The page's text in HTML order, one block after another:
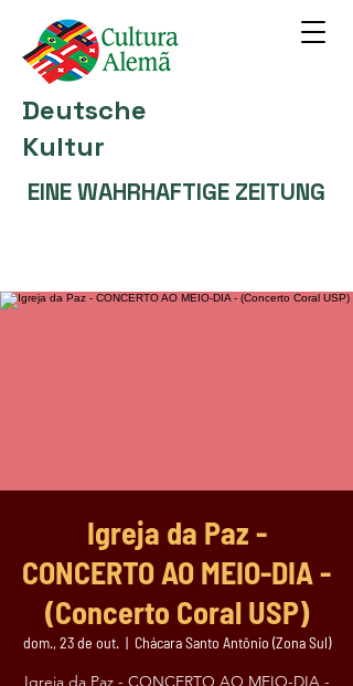
Deutsche
Kultur
EINE WAHRHAFTIGE ZEITUNG
Igreja da Paz -
CONCERTO AO MEIO-DIA -
(Concerto Coral USP)
dom., 23 de out.
  |
Chácara Santo Antônio (Zona Sul)
Igreja da Paz - CONCERTO AO MEIO-DIA -